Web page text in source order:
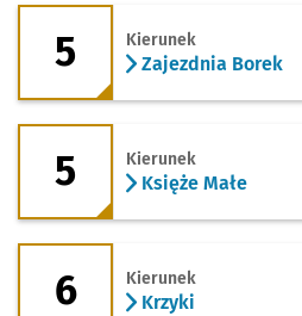
5 - kierunek Zajezdnia
5 Kierunek
Zajezdnia Borek
5 - kierunek Księże
5 Kierunek
Księże Małe
6 - kierunek Krzyki
6 Kierunek
Krzyki